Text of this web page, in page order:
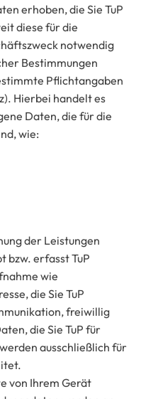
erhoben, die Sie TuP
diese für die
notwendig
Bestimmungen
Pflichtangaben
Hierbei handelt es
Daten, die für die
wie:
der Leistungen
bzw. erfasst TuP
wie
die Sie TuP
freiwillig
die Sie TuP für
ausschließlich für
von Ihrem Gerät